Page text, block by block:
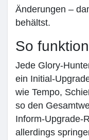
Liked Pages
Discover Posts
Änderungen –
behältst.
So
Jede Glory-
ein Initial-
wie Tempo,
so den
Inform-Upgrade-
allerdings